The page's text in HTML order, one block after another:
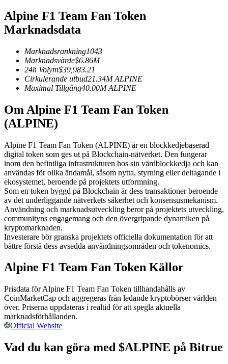
Gå med de bästa handlarna
Bli en Copy Trader
Njut av vinstdelning och kopieringshandelsprovisioner
Information
Alpine F1 Team Fan Token
Marknadsdata
Marknadsrankning1043
Marknadsvärde$6.86M
24h Volym$39,983.21
Cirkulerande utbud21.34M ALPINE
Maximal Tillgång40.00M ALPINE
Om Alpine F1 Team Fan Token
(ALPINE)
Alpine F1 Team Fan Token (ALPINE) är en blockkedjebaserad
digital token som ges ut på Blockchain-nätverket. Den fungerar
inom den befintliga infrastrukturen hos sin värdblockkedja och kan
användas för olika ändamål, såsom nytta, styrning eller deltagande i
ekosystemet, beroende på projektets utformning.
Som en token byggd på Blockchain är dess transaktioner beroende
av det underliggande nätverkets säkerhet och konsensusmekanism.
Användning och marknadsutveckling beror på projektets utveckling,
communityns engagemang och den övergripande dynamiken på
kryptomarknaden.
Investerare bör granska projektets officiella dokumentation för att
bättre förstå dess avsedda användningsområden och tokenomics.
Alpine F1 Team Fan Token Källor
Prisdata för Alpine F1 Team Fan Token tillhandahålls av
CoinMarketCap och aggregeras från ledande kryptobörser världen
över. Priserna uppdateras i realtid för att spegla aktuella
marknadsförhållanden.
Official Website
Vad du kan göra med $ALPINE på Bitrue